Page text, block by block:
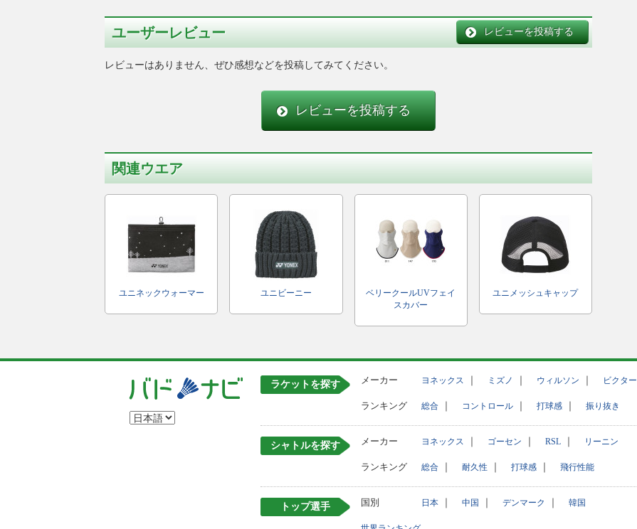
ユーザーレビュー レビューを投稿する
レビューはありません、ぜひ感想などを投稿してみてください。
レビューを投稿する
関連ウエア
ユニネックウォーマー ユニビーニー
ベリークールUVフェイ
スカバー
ユニメッシュキャップ
ラケットを探す メーカー ヨネックス ｜ ミズノ ｜ ウィルソン ｜ ビクター
ランキング 総合 ｜ コントロール ｜ 打球感 ｜ 振り抜き
シャトルを探す メーカー ヨネックス ｜ ゴーセン ｜ RSL ｜ リーニン
ランキング 総合 ｜ 耐久性 ｜ 打球感 ｜ 飛行性能
トップ選手 国別 日本 ｜ 中国 ｜ デンマーク ｜ 韓国